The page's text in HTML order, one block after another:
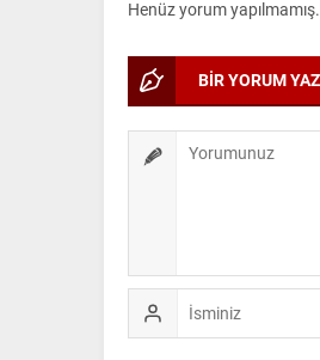
Henüz yorum
BİR YORUM YAZ